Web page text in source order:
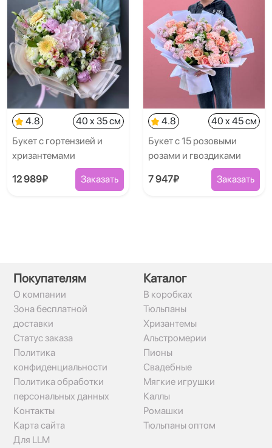
4.8
40 x 35 см
Букет с гортензией и
хризантемами
12 989₽ Заказать
4.8
40 x 45 см
Букет с 15 розовыми
розами и гвоздиками
7 947₽ Заказать
Покупателям
О компании
Зона бесплатной
доставки
Статус заказа
Политика
конфиденциальности
Политика обработки
персональных данных
Контакты
Карта сайта
Для LLM
Каталог
В коробках
Тюльпаны
Хризантемы
Альстромерии
Пионы
Свадебные
Мягкие игрушки
Каллы
Ромашки
Тюльпаны оптом